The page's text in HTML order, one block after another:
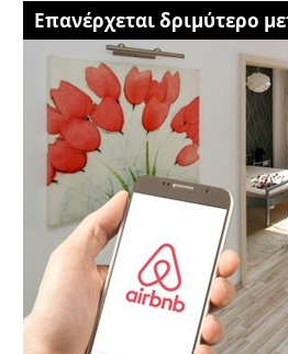
Επανέρχεται δριμύτερο